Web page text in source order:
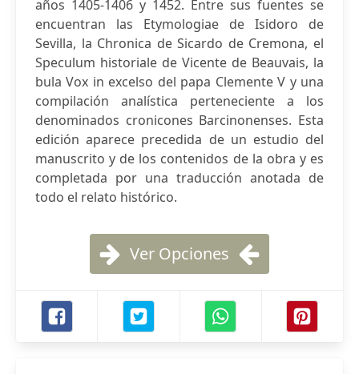
años 1405-1406 y 1452. Entre sus fuentes se
encuentran las Etymologiae de Isidoro de
Sevilla, la Chronica de Sicardo de Cremona, el
Speculum historiale de Vicente de Beauvais, la
bula Vox in excelso del papa Clemente V y una
compilación analística perteneciente a los
denominados cronicones Barcinonenses. Esta
edición aparece precedida de un estudio del
manuscrito y de los contenidos de la obra y es
completada por una traducción anotada de
todo el relato histórico.
Ver Opciones